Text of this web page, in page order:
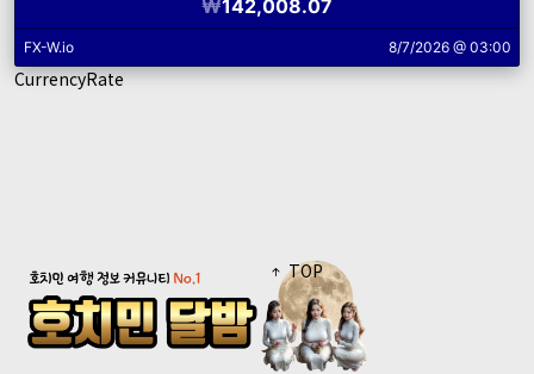
CurrencyRate
TOP